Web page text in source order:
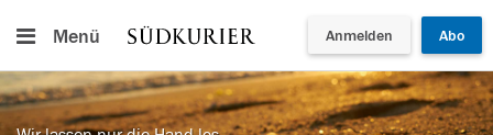
Menü Anmelden Abo